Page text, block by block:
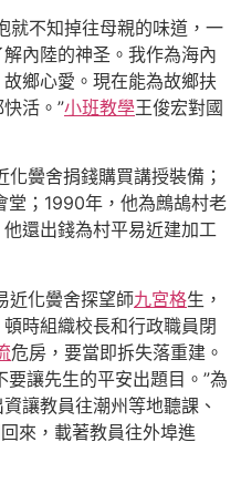
就不知掉往母親的味道，一
內陸的神圣。我作為海內
鄉心愛。現在能為故鄉扶
活。”小班教學王俊宏對國
黌舍捐錢購買講授裝備；
堂；1990年，他為鷓鴣村老
還出錢為村平易近建加工
近化黌舍探望師九宮格生，
時組織校長和行政職員閉
危房，要當即拆失落重建。
讓先生的平安出題目。”為
讓教員往潮州等地聽課、
來，載著教員往外埠進